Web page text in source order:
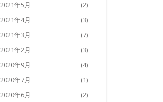
2021年5月
(2)
2021年4月
(3)
2021年3月
(7)
2021年2月
(3)
2020年9月
(4)
2020年7月
(1)
2020年6月
(2)